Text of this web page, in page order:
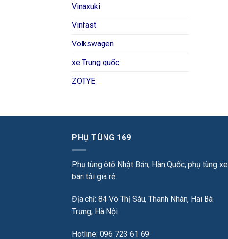
Vinaxuki
Vinfast
Volkswagen
xe Trung quốc
ZOTYE
PHỤ TÙNG 169
Phụ tùng ôtô Nhật Bản, Hàn Quốc, phụ tùng xe
bán tải giá rẻ
Địa chỉ: 84 Võ Thị Sáu, Thanh Nhàn, Hai Bà
Trưng, Hà Nội
Hotline: 096 723 61 69